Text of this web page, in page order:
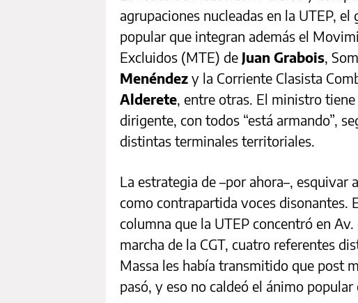
agrupaciones nucleadas en la UTEP,
popular que integran además el
Excluidos (MTE) de Juan Grabois,
Menéndez y la Corriente Clasista
Alderete, entre otras. El ministro
dirigente, con todos “está armando”,
distintas terminales territoriales.
La estrategia de –por ahora–, esquivar
como contrapartida voces disonantes.
columna que la UTEP concentró en
marcha de la CGT, cuatro referentes
Massa les había transmitido que post
pasó, y eso no caldeó el ánimo